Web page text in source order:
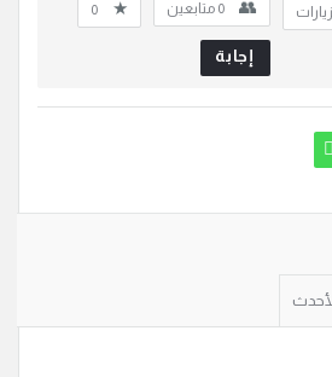
0 متابعين 0
إجابة